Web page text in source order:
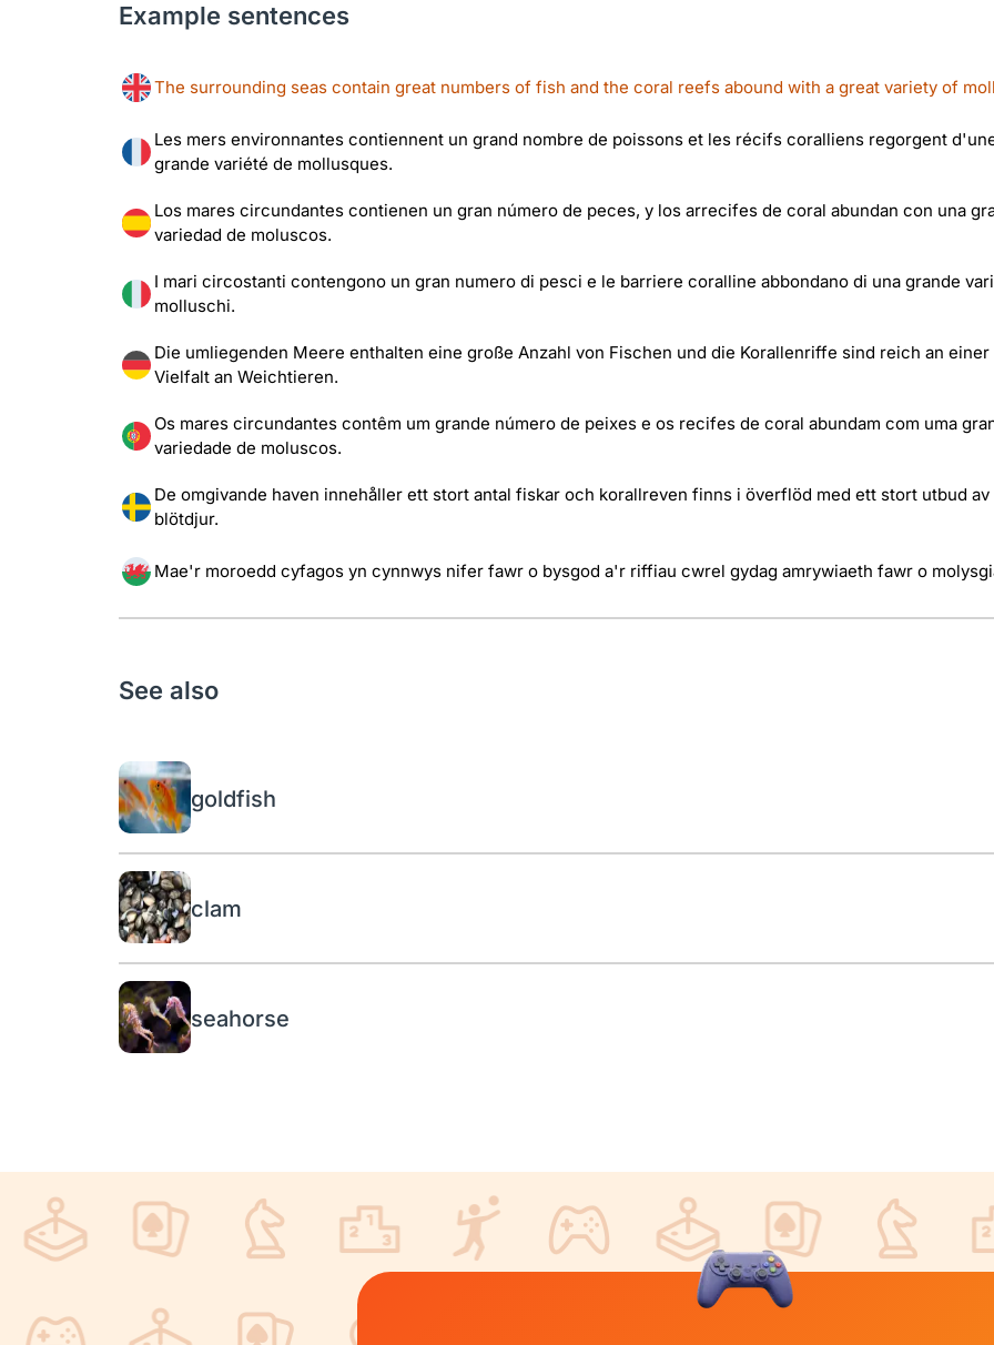
Example sentences
The surrounding seas contain great numbers of fish and the coral reefs abound with a great variety of
Les mers environnantes contiennent un grand nombre de poissons et les récifs coralliens regorgent
grande variété de mollusques.
Los mares circundantes contienen un gran número de peces, y los arrecifes de coral abundan con una
variedad de moluscos.
I mari circostanti contengono un gran numero di pesci e le barriere coralline abbondano di una grande
molluschi.
Die umliegenden Meere enthalten eine große Anzahl von Fischen und die Korallenriffe sind reich an
Vielfalt an Weichtieren.
Os mares circundantes contêm um grande número de peixes e os recifes de coral abundam com uma
variedade de moluscos.
De omgivande haven innehåller ett stort antal fiskar och korallreven finns i överflöd med ett stort utbud av
blötdjur.
Mae'r moroedd cyfagos yn cynnwys nifer fawr o bysgod a'r riffiau cwrel gydag amrywiaeth fawr o
See also
goldfish
clam
seahorse